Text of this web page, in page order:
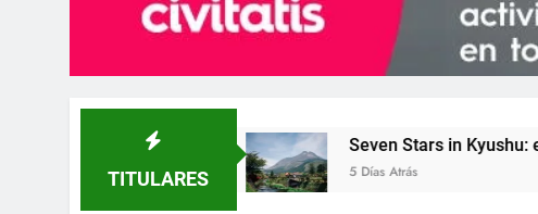
TITULARES
Seven Stars in Kyushu: el Tren más
5 Días Atrás